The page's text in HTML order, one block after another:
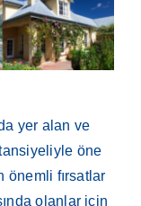
yer alan ve
öne
önemli fırsatlar
olanlar için